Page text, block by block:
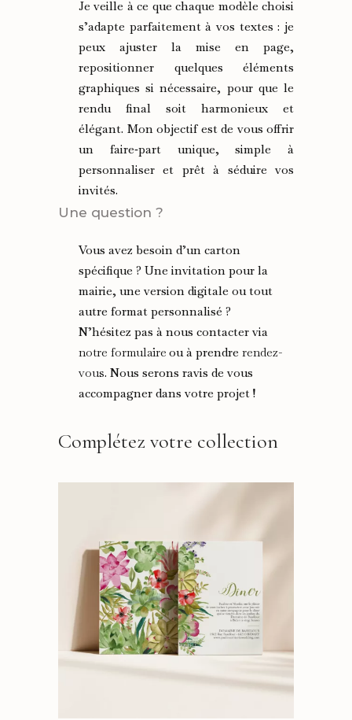
Je veille à ce que chaque modèle choisi
s’adapte parfaitement à vos textes : je
peux ajuster la mise en page,
repositionner quelques éléments
graphiques si nécessaire, pour que le
rendu final soit harmonieux et
élégant. Mon objectif est de vous offrir
un faire‑part unique, simple à
personnaliser et prêt à séduire vos
invités.
Une question ?
Vous avez besoin d’un carton
spécifique ? Une invitation pour la
mairie, une version digitale ou tout
autre format personnalisé ?
N’hésitez pas à nous contacter via
notre formulaire ou à prendre rendez-
vous. Nous serons ravis de vous
accompagner dans votre projet !
Complétez votre collection